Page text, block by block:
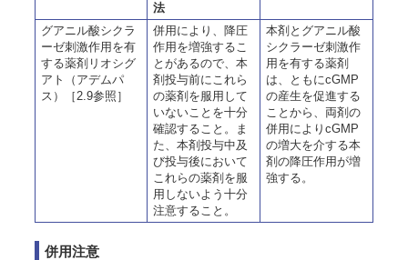
法
グアニル酸シクラ
ーゼ刺激作用を有
する薬剤リオシグ
アト（アデムパ
ス）［2.9参照］
併用により、降圧
作用を増強するこ
とがあるので、本
剤投与前にこれら
の薬剤を服用して
いないことを十分
確認すること。ま
た、本剤投与中及
び投与後において
これらの薬剤を服
用しないよう十分
注意すること。
本剤とグアニル酸
シクラーゼ刺激作
用を有する薬剤
は、ともにcGMP
の産生を促進する
ことから、両剤の
併用によりcGMP
の増大を介する本
剤の降圧作用が増
強する。
併用注意